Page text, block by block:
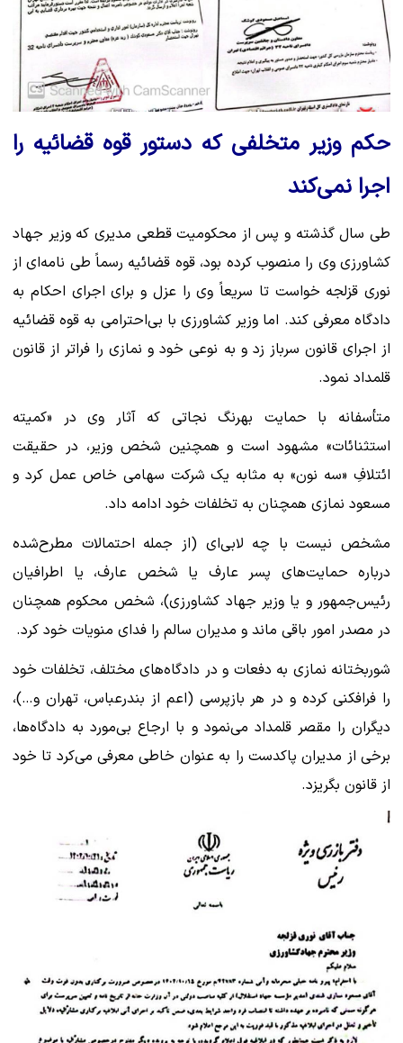
حکم وزیر متخلفی که دستور قوه قضائیه را
اجرا نمی‌کند
طی سال گذشته و پس از محکومیت قطعی مدیری که وزیر جهاد
کشاورزی وی را منصوب کرده بود، قوه قضائیه رسماً طی نامه‌ای از
نوری قزلجه خواست تا سریعاً وی را عزل و برای اجرای احکام به
دادگاه معرفی کند. اما وزیر کشاورزی با بی‌احترامی به قوه قضائیه
از اجرای قانون سرباز زد و به نوعی خود و نمازی را فراتر از قانون
قلمداد نمود.
متأسفانه با حمایت بهرنگ نجاتی که آثار وی در «کمیته
استثنائات» مشهود است و همچنین شخص وزیر، در حقیقت
ائتلافِ «سه نون» به مثابه یک شرکت سهامی خاص عمل کرد و
مسعود نمازی همچنان به تخلفات خود ادامه داد.
مشخص نیست با چه لابی‌ای (از جمله احتمالات مطرح‌شده
درباره حمایت‌های پسر عارف یا شخص عارف، یا اطرافیان
رئیس‌جمهور و یا وزیر جهاد کشاورزی)، شخص محکوم همچنان
در مصدر امور باقی ماند و مدیران سالم را فدای منویات خود کرد.
شوربختانه نمازی به دفعات و در دادگاه‌های مختلف، تخلفات خود
را فرافکنی کرده و در هر بازپرسی (اعم از بندرعباس، تهران و…)،
دیگران را مقصر قلمداد می‌نمود و با ارجاع بی‌مورد به دادگاه‌ها،
برخی از مدیران پاکدست را به عنوان خاطی معرفی می‌کرد تا خود
از قانون بگریزد.